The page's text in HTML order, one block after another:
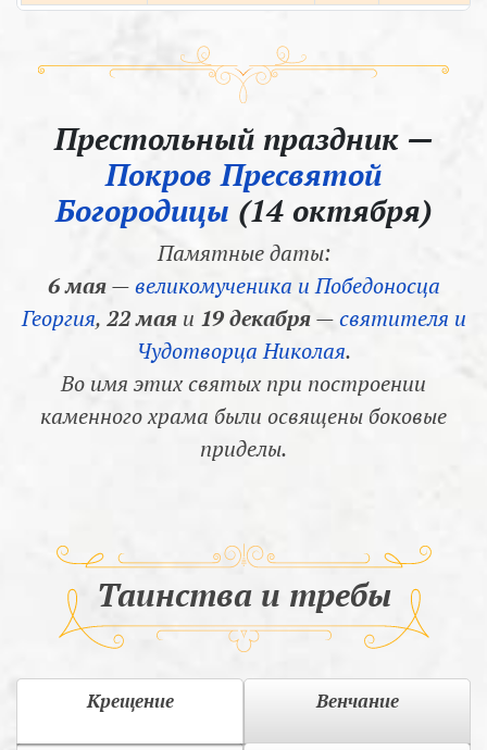
Престольный праздник —
Покров Пресвятой
Богородицы (14 октября)
Памятные даты:
6 мая—великомученика и Победоносца
Георгия, 22 маяи 19 декабря—святителя и
Чудотворца Николая.
Во имя этих святых при построении
каменного храма были освящены боковые
приделы.
Таинства и требы
Крещение Венчание